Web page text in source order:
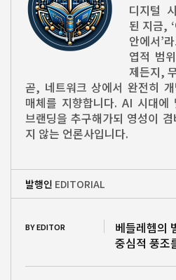
디지털
된 지금,
안에서’
엽적 범
제든지,
곧, 네트워크 상에서 완전히
매체를 지향합니다. AI 시대에
브랜딩을 추구해가되 영성이
지 않는 언론사입니다.
발행인 EDITORIAL
BY EDITOR
베들레헴의
중심적 풍